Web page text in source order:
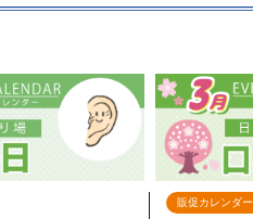
販促カレンダー